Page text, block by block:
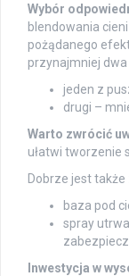
Wybór
blendowania
pożądanego
przynajmniej dwa
jeden z
drugi –
Warto zwrócić
ułatwi tworzenie
Dobrze jest
baza pod
spray
Inwestycja w